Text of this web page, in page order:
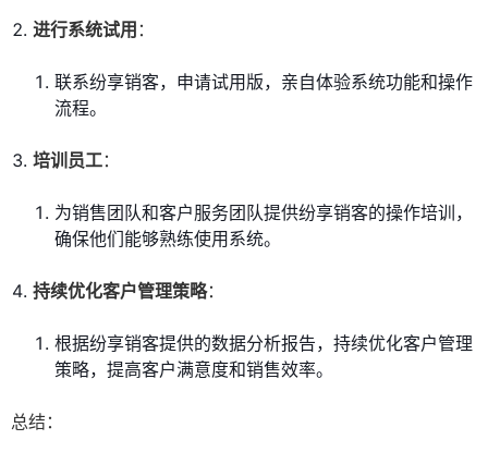
进行系统试用 ：
联系纷享销客，申请试用版，亲自体验系统功能和操作
流程。
培训员工：
为销售团队和客户服务团队提供纷享销客的操作培训，
确保他们能够熟练使用系统。
持续优化客户管理策略：
根据纷享销客提供的数据分析报告，持续优化客户管理
策略，提高客户满意度和销售效率。
总结：